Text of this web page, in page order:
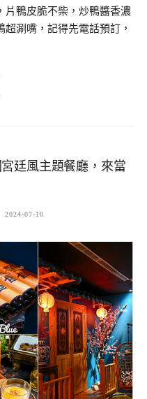
片鴨皮脆不柴，炒鴨醬香濃
涮嘴，記得先電話預訂，
廷風主題餐廳，來當
2024-07-10